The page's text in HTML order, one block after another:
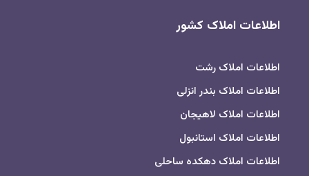
اطلاعات املاک کشور
اطلاعات املاک رشت
اطلاعات املاک بندر انزلی
اطلاعات املاک لاهیجان
اطلاعات املاک استانبول
اطلاعات املاک دهکده ساحلی